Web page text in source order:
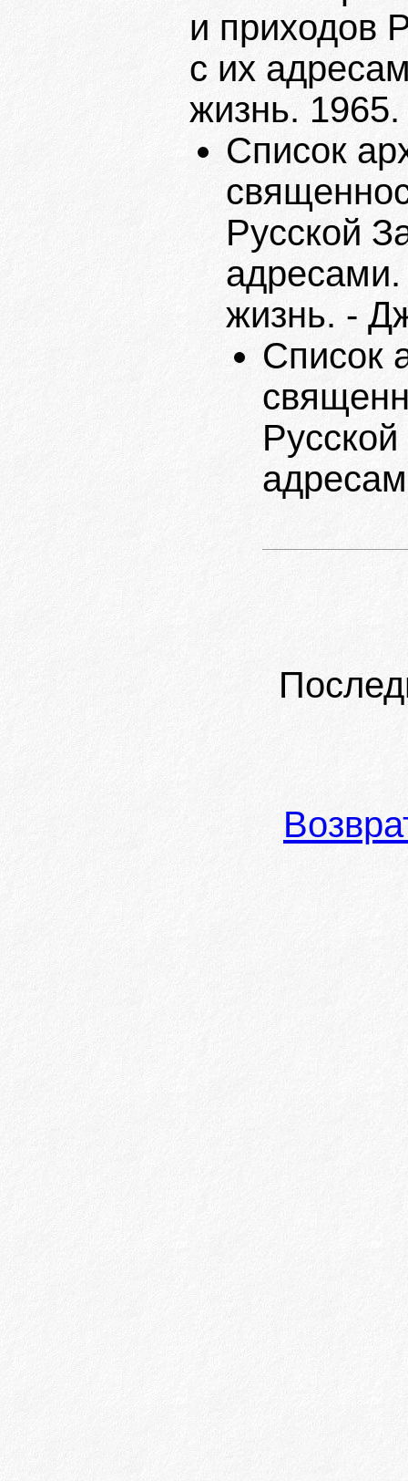
и приходов
с их
жизнь.
Список
Русской
адресами.
жизнь. -
Список